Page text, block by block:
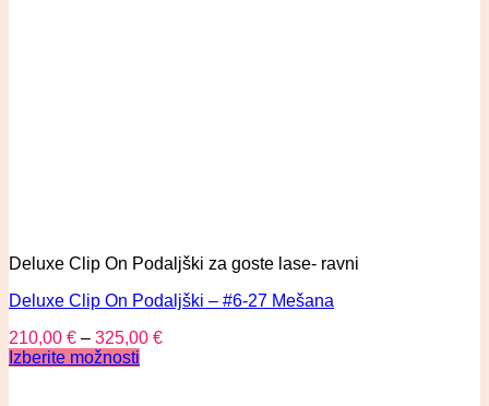
Deluxe Clip On Podaljški za goste lase- ravni
Deluxe Clip On Podaljški – #6-27 Mešana
210,00 € – 325,00 €
Izberite možnosti